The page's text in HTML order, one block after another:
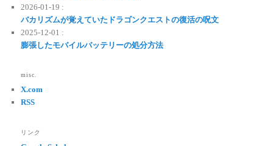
2026-01-19 :
バカリズムが覚えていたドラゴンクエストの復活の呪文
2025-12-01 :
膨張したモバイルバッテリーの処分方法
misc.
X.com
RSS
リンク